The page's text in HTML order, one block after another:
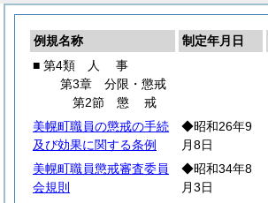
例規名称 制定年月日
■ 第4類
人 事
第3章 分限・懲戒
第2節 懲戒
美幌町職員の懲戒の手続
及び効果に関する条例
◆昭和26年9
月8日
美幌町職員懲戒審査委員
会規則
◆昭和34年8
月3日